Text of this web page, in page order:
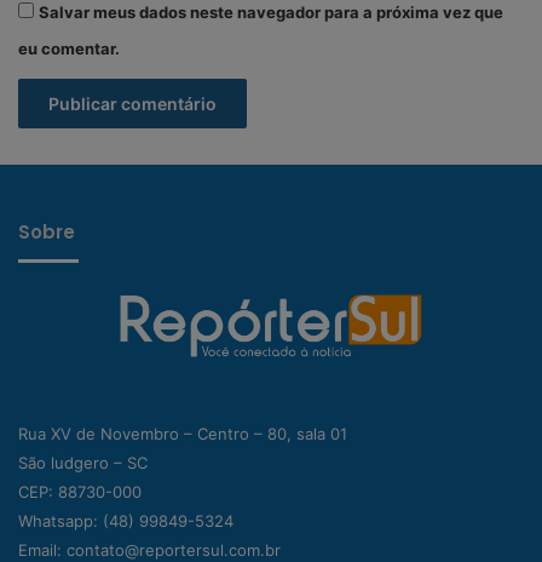
Salvar meus dados neste navegador para a próxima vez que
eu comentar.
Sobre
Rua XV de Novembro – Centro – 80, sala 01
São ludgero – SC
CEP: 88730-000
Whatsapp: (48) 99849-5324
Email: contato@reportersul.com.br